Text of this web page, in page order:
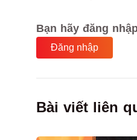
Bạn hãy đăng
Đăng nhập
Bài viết liên